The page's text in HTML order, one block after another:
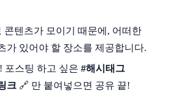
콘텐츠가 모이기 때문에, 어떠한
가 있어야 할 장소를 제공합니다.
포스팅 하고 싶은 #해시태그
크 🔗 만 붙여넣으면 공유 끝!